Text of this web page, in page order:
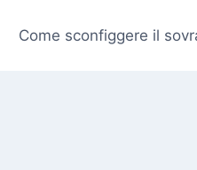
Come sconfiggere il